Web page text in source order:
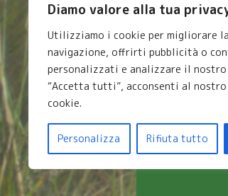
Diamo valore alla tua
Utilizziamo i cookie per migliorare
navigazione, offrirti pubblicità o
personalizzati e analizzare il nostro
“Accetta tutti”, acconsenti al
cookie.
Personalizza Rifiuta tutto
CIN
di Rolando Gaiazzi
P.IVA 01684770033
località Merina -
28801 Cossogno